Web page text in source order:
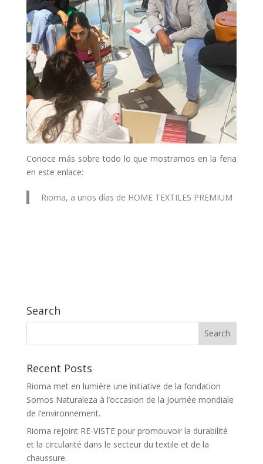
Conoce más sobre todo lo que mostramos en la feria
en este enlace:
Rioma, a unos días de HOME TEXTILES PREMIUM
Search
Recent Posts
Rioma met en lumière une initiative de la fondation
Somos Naturaleza à l’occasion de la Journée mondiale
de l’environnement.
Rioma rejoint RE-VISTE pour promouvoir la durabilité
et la circularité dans le secteur du textile et de la
chaussure.